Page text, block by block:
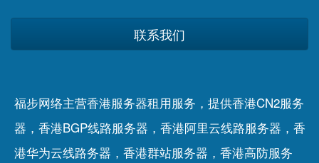
联系我们
福步网络主营香港服务器租用服务，提供香港CN2服务
器，香港BGP线路服务器，香港阿里云线路服务器，香
港华为云线路务器，香港群站服务器，香港高防服务